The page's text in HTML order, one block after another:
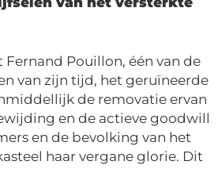
Fernand Pouillon, één van de
van zijn tijd, het geruïneerde
de removatie ervan
en de actieve goodwill
en de bevolking van het
haar vergane glorie. Dit